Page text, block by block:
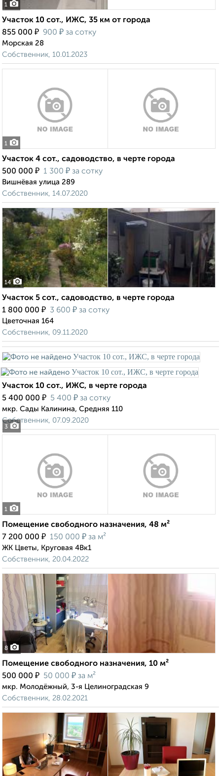
1
Участок 10 сот., ИЖС, 35 км от города
855 000 ₽ 900 ₽ за сотку
Морская 28
Собственник, 10.01.2023
1
Участок 4 сот., садоводство, в черте города
500 000 ₽ 1 300 ₽ за сотку
Вишнёвая улица 289
Собственник, 14.07.2020
14
Участок 5 сот., садоводство, в черте города
1 800 000 ₽ 3 600 ₽ за сотку
Цветочная 164
Собственник, 09.11.2020
3
Участок 10 сот., ИЖС, в черте города
5 400 000 ₽ 5 400 ₽ за сотку
мкр. Сады Калинина, Средняя 110
Собственник, 07.09.2020
1
Помещение свободного назначения, 48 м²
7 200 000 ₽ 150 000 ₽ за м²
ЖК Цветы, Круговая 4Вк1
Собственник, 20.04.2022
8
Помещение свободного назначения, 10 м²
500 000 ₽ 50 000 ₽ за м²
мкр. Молодёжный, 3-я Целиноградская 9
Собственник, 28.02.2021